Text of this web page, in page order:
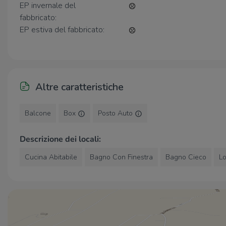
0735683837, oppure vieni a trovarci a Centobuchi,
Ugo Foscolo 1
EP invernale del
fabbricato:
EP estiva del fabbricato:
Altre caratteristiche
Balcone Box Posto Auto
Descrizione dei locali:
Cucina Abitabile Bagno Con Finestra Bagno Cieco